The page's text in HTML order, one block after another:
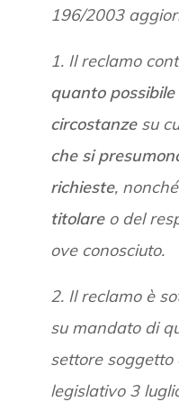
196/2003
1. Il reclamo
quanto
circostanzesu
che si
richieste,
titolareo del
ove conosciuto.
2. Il reclamo è
su mandato di
settore
legislativo 3